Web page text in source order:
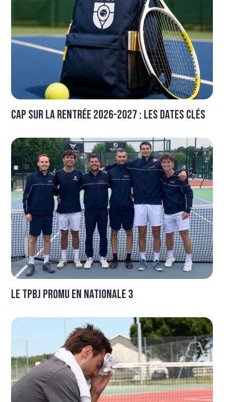
Cap sur la rentrée 2026-2027 : Les dates clés
Le TPBJ promu en Nationale 3